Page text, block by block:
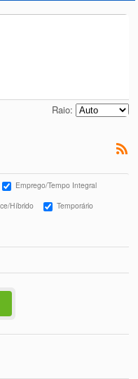
Raio:
Emprego/Tempo Integral
Híbrido Temporário